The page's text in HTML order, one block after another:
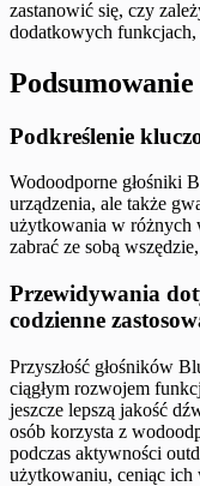
zastanowić się, czy
dodatkowych funkcjach,
Podsumowanie
Podkreślenie
Wodoodporne głośniki
urządzenia, ale także
użytkowania w różnych
zabrać ze sobą
Przewidywania
codzienne
Przyszłość głośników
ciągłym rozwojem
jeszcze lepszą jakość
osób korzysta z
podczas aktywności
użytkowaniu, ceniąc ich